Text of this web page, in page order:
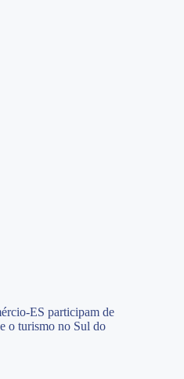
ES participam de
o turismo no Sul do